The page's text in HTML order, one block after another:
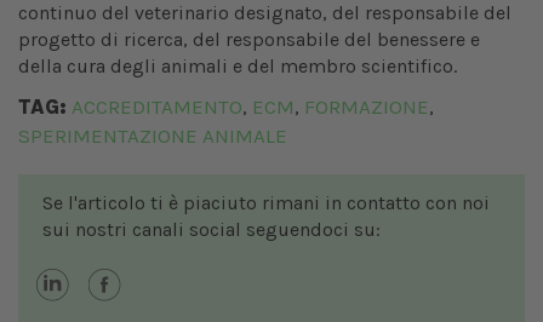
continuo del veterinario designato, del responsabile del
progetto di ricerca, del responsabile del benessere e
della cura degli animali e del membro scientifico.
TAG: ACCREDITAMENTO, ECM, FORMAZIONE,
SPERIMENTAZIONE ANIMALE
Se l'articolo ti è piaciuto rimani in contatto con noi
sui nostri canali social seguendoci su: